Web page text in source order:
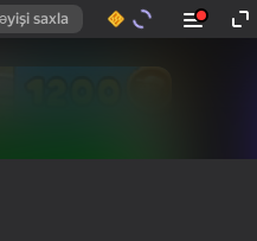
saxla